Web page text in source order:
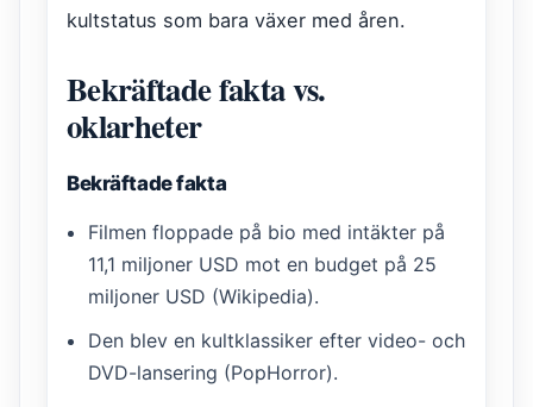
kultstatus som bara växer med åren.
Bekräftade fakta vs.
oklarheter
Bekräftade fakta
Filmen floppade på bio med intäkter på
11,1 miljoner USD mot en budget på 25
miljoner USD (Wikipedia).
Den blev en kultklassiker efter video- och
DVD-lansering (PopHorror).